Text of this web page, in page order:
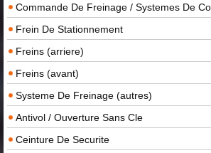
Commande De Freinage / Systemes De
Frein De Stationnement
Freins (arriere)
Freins (avant)
Systeme De Freinage (autres)
Antivol / Ouverture Sans Cle
Ceinture De Securite